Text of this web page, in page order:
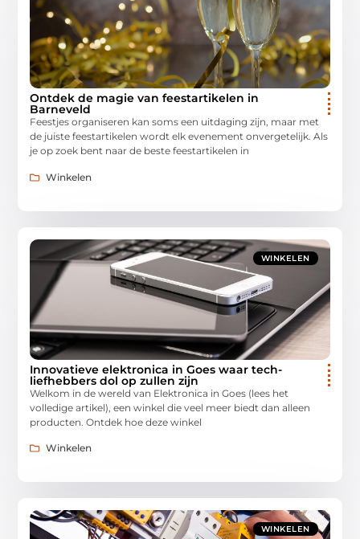
Ontdek de magie van feestartikelen in
Barneveld
Feestjes organiseren kan soms een uitdaging zijn, maar met
de juiste feestartikelen wordt elk evenement onvergetelijk. Als
je op zoek bent naar de beste feestartikelen in
Winkelen
WINKELEN
Innovatieve elektronica in Goes waar tech-
liefhebbers dol op zullen zijn
Welkom in de wereld van Elektronica in Goes (lees het
volledige artikel), een winkel die veel meer biedt dan alleen
producten. Ontdek hoe deze winkel
Winkelen
WINKELEN